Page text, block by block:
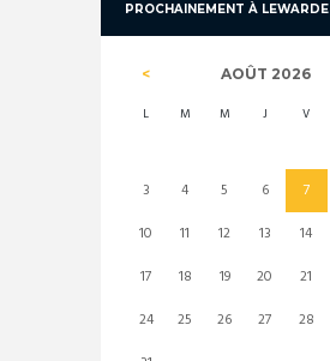
PROCHAINEMENT À LEWARDE
AOÛT 2026
L M M J V
3
4 5 6 7
10
11 12 13 14
17
18 19 20 21
24
25 26 27 28